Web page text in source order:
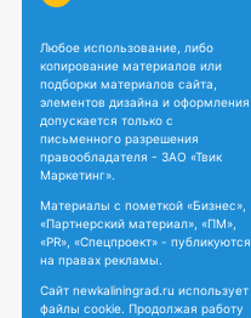
Любое использование, либо
копирование материалов или
подборки материалов сайта,
элементов дизайна и оформления
допускается только с
письменного разрешения
правообладателя - ЗАО «Твик
Маркетинг».
Материалы с пометкой «Бизнес»,
«Партнерский материал», «ПМ»,
«PR», «Спецпроект» - публикуются
на правах рекламы.
Сайт newkaliningrad.ru использует
файлы cookie. Продолжая работу